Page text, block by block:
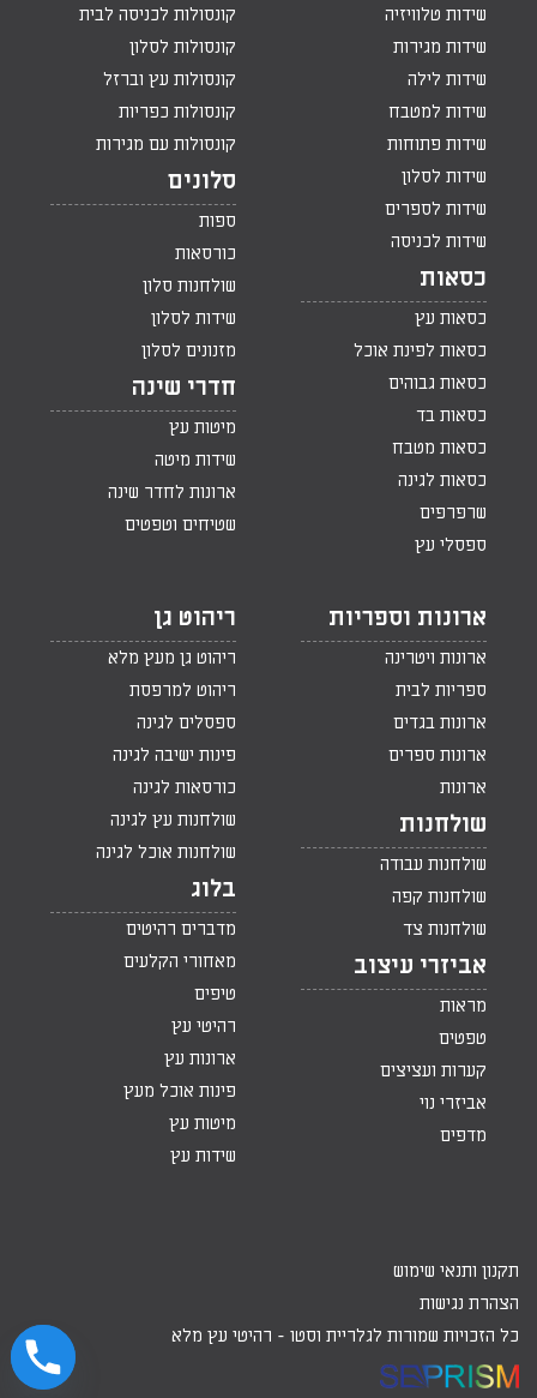
שידות טלוויזיה
שידות מגירות
שידות לילה
שידות למטבח
שידות פתוחות
שידות לסלון
שידות לספרים
שידות לכניסה
כסאות
כסאות עץ
כסאות לפינת אוכל
כסאות גבוהים
כסאות בד
כסאות מטבח
כסאות לגינה
שרפרפים
ספסלי עץ
קונסולות לכניסה לבית
קונסולות לסלון
קונסולות עץ וברזל
קונסולות כפריות
קונסולות עם מגירות
סלונים
ספות
כורסאות
שולחנות סלון
שידות לסלון
מזנונים לסלון
חדרי שינה
מיטות עץ
שידות מיטה
ארונות לחדר שינה
שטיחים וטפטים
ארונות וספריות
ארונות ויטרינה
ספריות לבית
ארונות בגדים
ארונות ספרים
ארונות
שולחנות
שולחנות עבודה
שולחנות קפה
שולחנות צד
אביזרי עיצוב
מראות
טפטים
קערות ועציצים
אביזרי נוי
מדפים
ריהוט גן
ריהוט גן מעץ מלא
ריהוט למרפסת
ספסלים לגינה
פינות ישיבה לגינה
כורסאות לגינה
שולחנות עץ לגינה
שולחנות אוכל לגינה
בלוג
מדברים רהיטים
מאחורי הקלעים
טיפים
רהיטי עץ
ארונות עץ
פינות אוכל מעץ
מיטות עץ
שידות עץ
תקנון ותנאי שימוש
הצהרת נגישות
כל הזכויות שמורות לגלריית וסטו - רהיטי עץ מלא